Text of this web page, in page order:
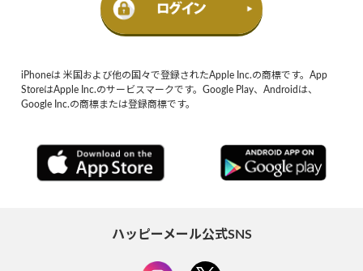
iPhoneは 米国および他の国々で登録されたApple Inc.の商標です。App
StoreはApple Inc.のサービスマークです。Google Play、Androidは、
Google Inc.の商標または登録商標です。
ハッピーメール公式SNS